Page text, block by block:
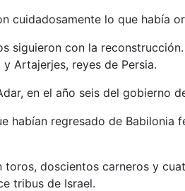
cuidadosamente lo que había
siguieron con la
Artajerjes, reyes de Persia.
en el año seis del gobierno
habían regresado de
doscientos carneros y
tribus de Israel.